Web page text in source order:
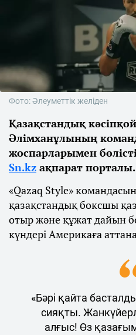
Фото: Әлеуметтік желіден
Қазақстандық
Әлімханұлының
жоспарларымен
Sn.kz ақпарат порталы.
«Qazaq Style»
қазақстандық боксшы
отыр және құжат дайын
күндері Америкаға
«Бәрі қайта
сияқты.
алғыс! Өз